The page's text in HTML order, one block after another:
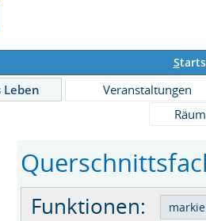
S
Leben
Veranstaltungen
Funktionen: